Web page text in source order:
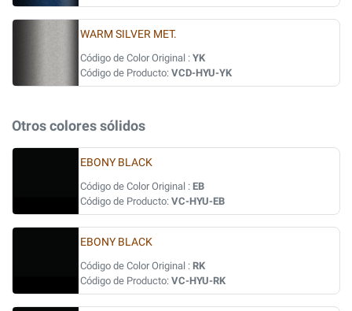
WARM SILVER MET.
Código de Color Original : YK
Código de Producto: VCD-HYU-YK
Otros colores sólidos
EBONY BLACK
Código de Color Original : EB
Código de Producto: VC-HYU-EB
EBONY BLACK
Código de Color Original : RK
Código de Producto: VC-HYU-RK